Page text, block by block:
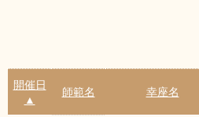
開催日
▲
師範名 幸座名